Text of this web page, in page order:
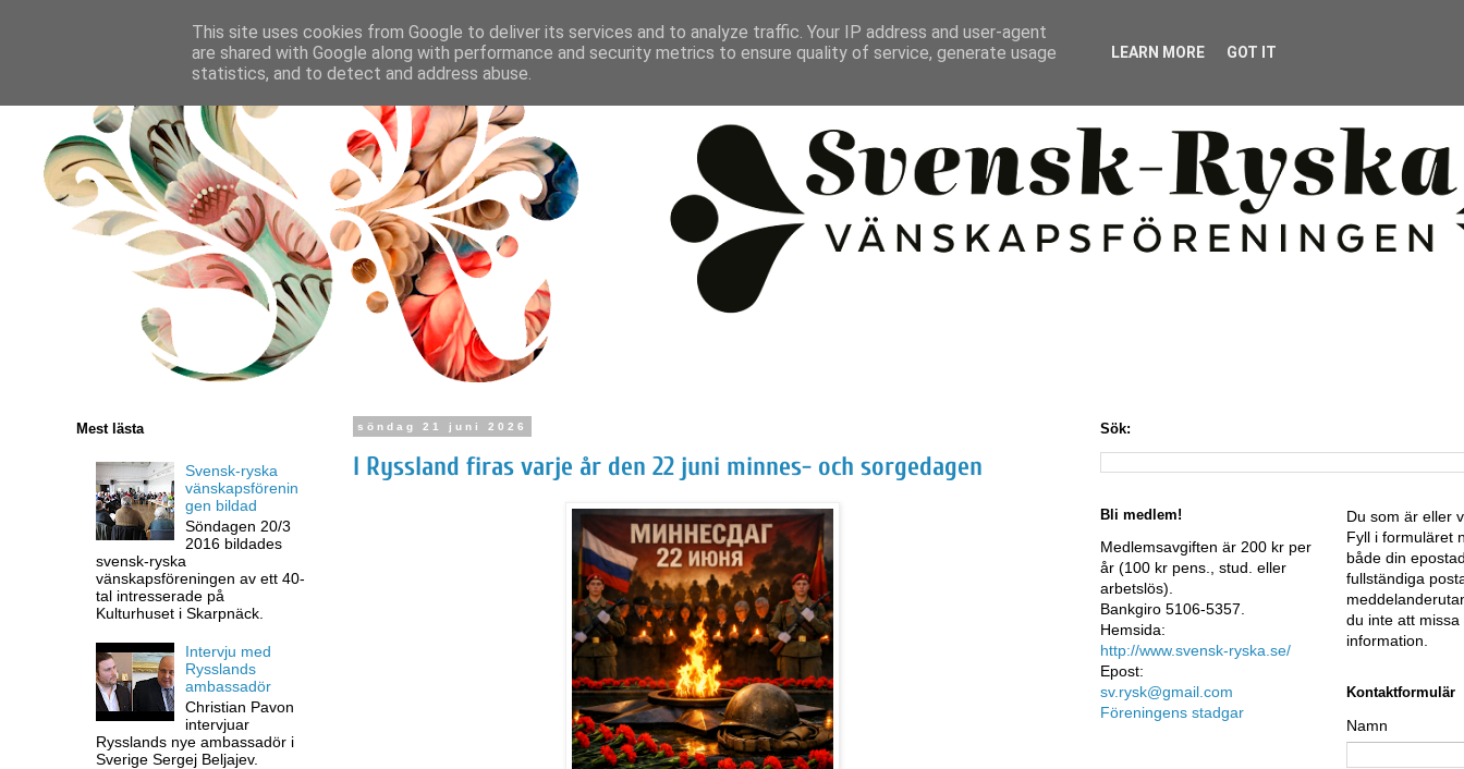
söndag 21 juni 2026
I Ryssland firas varje år den 22 juni minnes- och sorgedagen
Mest lästa
Svensk-ryska
vänskapsförenin
gen bildad
Söndagen 20/3
2016 bildades
svensk-ryska
vänskapsföreningen av ett 40-
tal intresserade på
Kulturhuset i Skarpnäck.
Intervju med
Rysslands
ambassadör
Christian Pavon
intervjuar
Rysslands nye ambassadör i
Sverige Sergej Beljajev.
Sök:
Bli medlem!
Medlemsavgiften är 200 kr per
år (100 kr pens., stud. eller
arbetslös).
Bankgiro 5106-5357.
Hemsida:
http://www.svensk-ryska.se/
Epost:
sv.rysk@gmail.com
Föreningens stadgar
Du som är eller
Fyll i formuläret
både din
fullständiga
du inte att missa
information.
Kontaktformulär
Namn
This site uses cookies from Google to deliver its services and to analyze traffic. Your IP address and user-agent
are shared with Google along with performance and security metrics to ensure quality of service, generate usage
statistics, and to detect and address abuse.
LEARN MORE GOT IT